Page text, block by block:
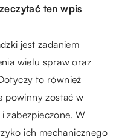
ten wpis
jest zadaniem
wielu spraw oraz
to również
powinny zostać w
zabezpieczone. W
ich mechanicznego